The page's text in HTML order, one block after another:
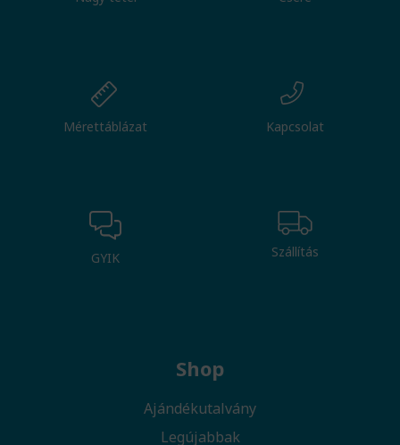
Mérettáblázat Kapcsolat
GYIK Szállítás
Shop
Ajándékutalvány
Legújabbak